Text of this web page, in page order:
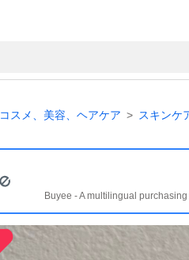
コスメ、美容、ヘアケア スキンケ
Buyee - A multilingual